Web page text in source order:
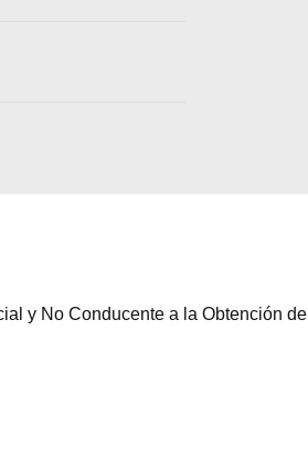
y No Conducente a la Obtención de